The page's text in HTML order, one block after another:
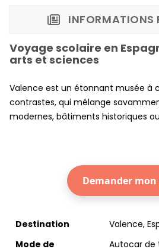
INFORMATIONS
Voyage scolaire en
arts et sciences
Valence est un étonnant musée à
contrastes, qui mélange
modernes, bâtiments historiques
Demander mon
Destination
Valence,
Mode de
Autocar de